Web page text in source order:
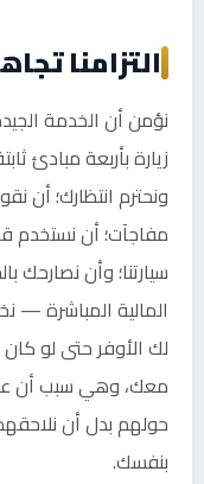
التزامنا
نؤمن أن الخدمة
زيارة بأربعة مبادئ
ونحترم انتظارك؛ أن
مفاجآت؛ أن نستخدم
سيارتنا؛ وأن نصارحك
المالية المباشرة —
لك الأوفر حتى لو
معك، وهي سبب أن
حولهم بدل أن
بنفسك.